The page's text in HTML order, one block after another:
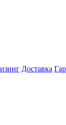
Доставка